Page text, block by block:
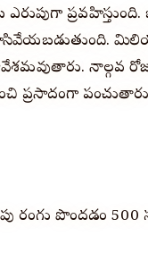
ప్రవహిస్తుంది.
నాల్గవ
ప్రసాదంగా
రంగు పొందడం 500